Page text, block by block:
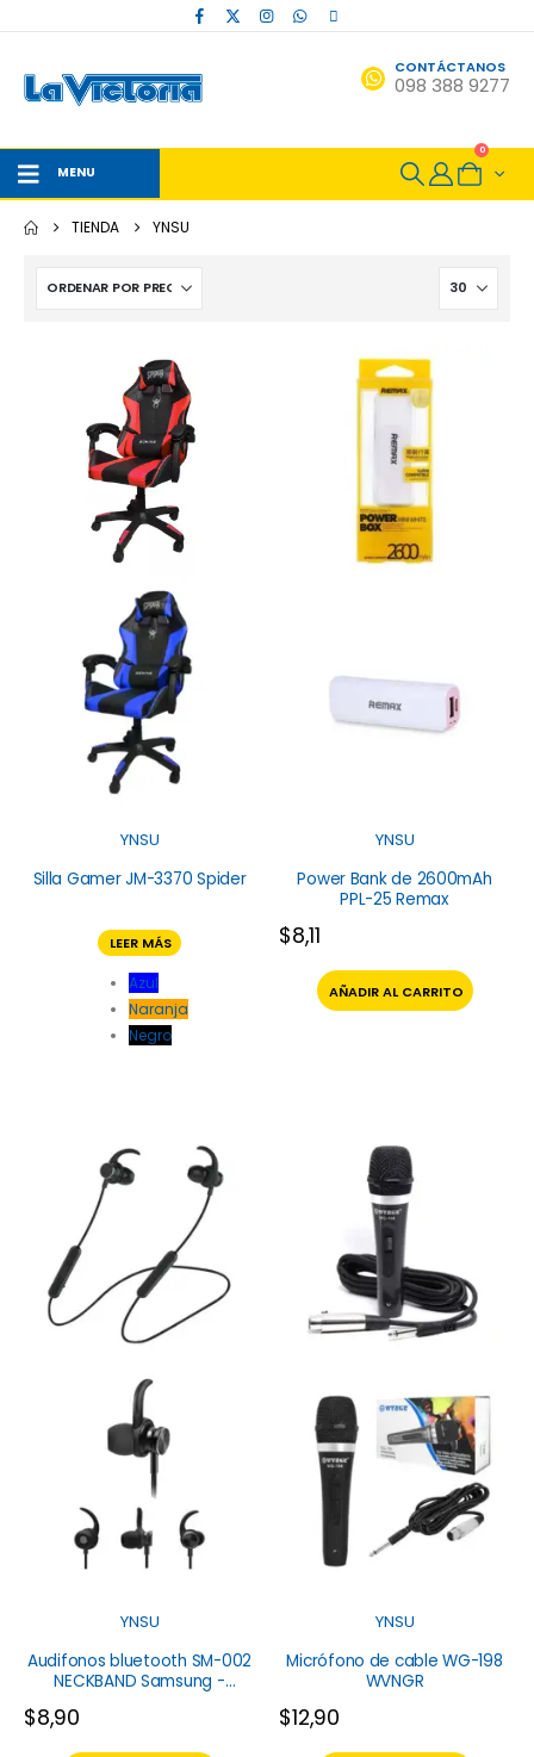
CONTÁCTANOS
098 388 9277
MENU
0
TIENDA YNSU
YNSU
Silla Gamer JM-3370 Spider
LEER MÁS
Azul
Naranja
Negro
YNSU
Power Bank de 2600mAh
PPL-25 Remax
$8,11
AÑADIR AL CARRITO
YNSU
Audifonos bluetooth SM-002
NECKBAND Samsung -
$8,90
YNSU
Micrófono de cable WG-198
WVNGR
$12,90